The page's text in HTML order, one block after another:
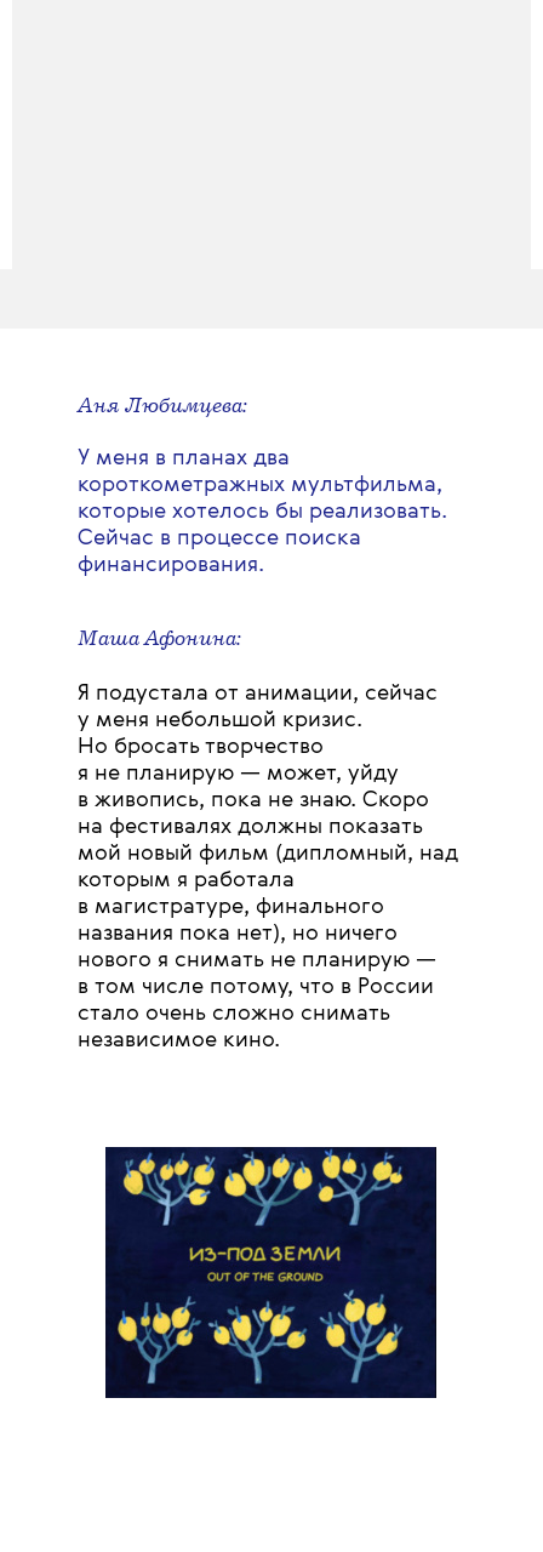
Аня Любимцева:
У меня в планах два
короткометражных мультфильма,
которые хотелось бы реализовать.
Сейчас в процессе поиска
финансирования.
Маша Афонина:
Я подустала от анимации, сейчас
у меня небольшой кризис.
Но бросать творчество
я не планирую — может, уйду
в живопись, пока не знаю. Скоро
на фестивалях должны показать
мой новый фильм (дипломный, над
которым я работала
в магистратуре, финального
названия пока нет), но ничего
нового я снимать не планирую —
в том числе потому, что в России
стало очень сложно снимать
независимое кино.